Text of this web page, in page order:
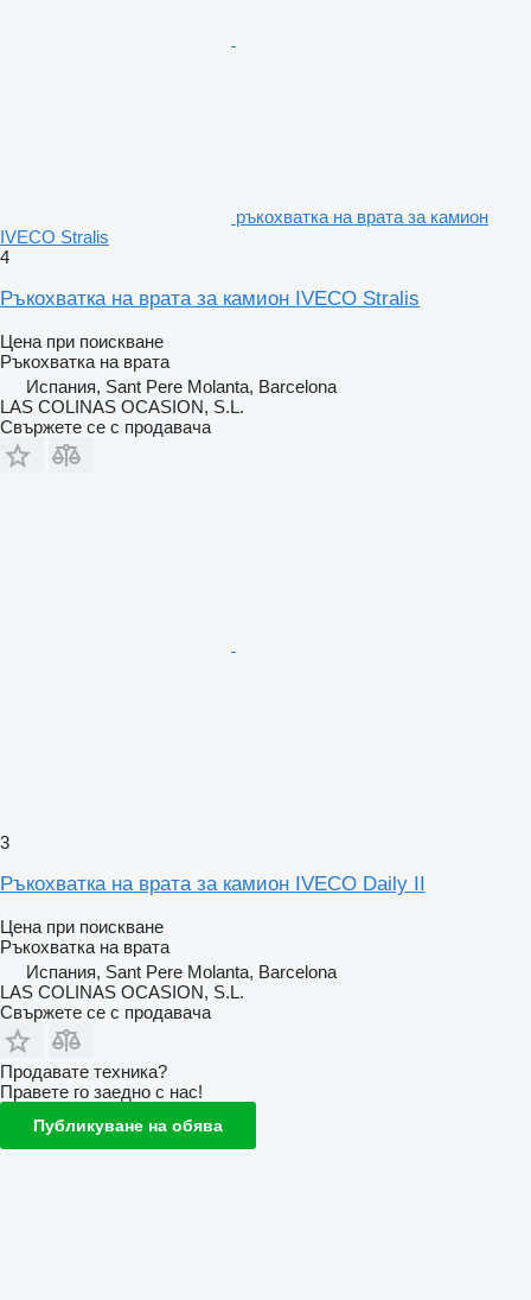
ръкохватка на врата за камион
IVECO Stralis
4
Ръкохватка на врата за камион IVECO Stralis
Цена при поискване
Ръкохватка на врата
Испания, Sant Pere Molanta, Barcelona
LAS COLINAS OCASION, S.L.
Свържете се с продавача
3
Ръкохватка на врата за камион IVECO Daily II
Цена при поискване
Ръкохватка на врата
Испания, Sant Pere Molanta, Barcelona
LAS COLINAS OCASION, S.L.
Свържете се с продавача
Продавате техника?
Правете го заедно с нас!
Публикуване на обява